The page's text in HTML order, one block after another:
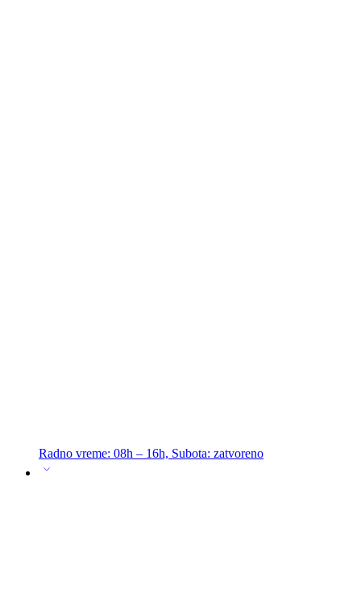
Radno vreme: 08h – 16h, Subota: zatvoreno